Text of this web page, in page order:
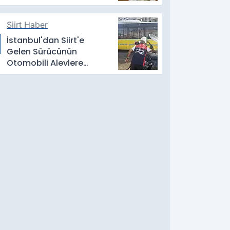
Siirt Haber
İstanbul'dan Siirt'e
Gelen Sürücünün
Otomobili Alevlere
Teslim Oldu